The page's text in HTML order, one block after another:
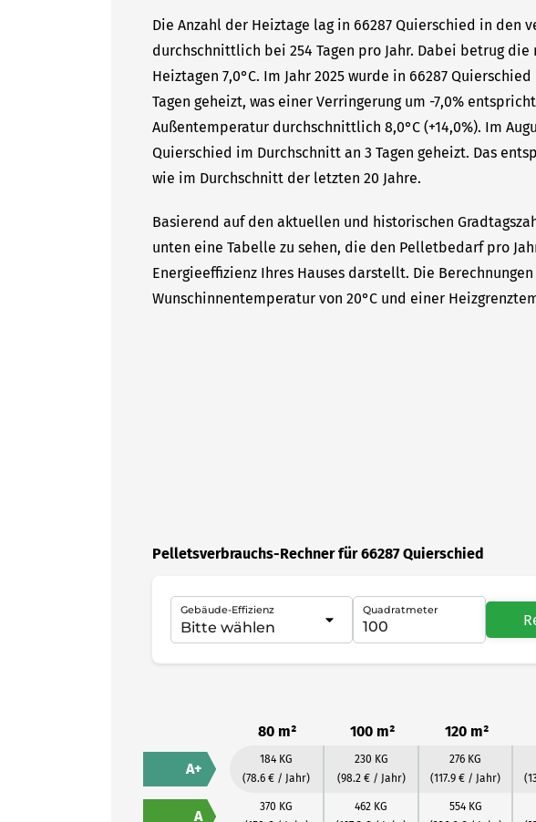
Die Anzahl der Heiztage lag in 66287 Quierschied in den
durchschnittlich bei 254 Tagen pro Jahr. Dabei betrug
Heiztagen 7,0°C. Im Jahr 2025 wurde in 66287
Tagen geheizt, was einer Verringerung um -7,0%
Außentemperatur durchschnittlich 8,0°C (+14,0%). Im
Quierschied im Durchschnitt an 3 Tagen geheizt. Das
wie im Durchschnitt der letzten 20 Jahre.
Basierend auf den aktuellen und historischen
unten eine Tabelle zu sehen, die den Pelletbedarf pro
Energieeffizienz Ihres Hauses darstellt. Die
Wunschinnentemperatur von 20°C und einer
Pelletsverbrauchs-Rechner für 66287 Quierschied
Gebäude-Effizienz Quadratmeter
80 m² 100 m² 120 m²
A+
184 KG
(78.6 € / Jahr)
230 KG
(98.2 € / Jahr)
276 KG
(117.9 € / Jahr)
A
370 KG
462 KG
554 KG